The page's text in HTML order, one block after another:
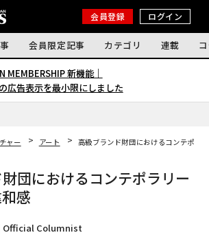
会員登録 ログイン
会員限定記事 カテゴリ 連載
MEMBERSHIP 新機能｜
広告表示を最小限にしました
ャー アート
高級ブランド財団におけるコンテポラ
団におけるコンテポラリー
感
Official Columnist